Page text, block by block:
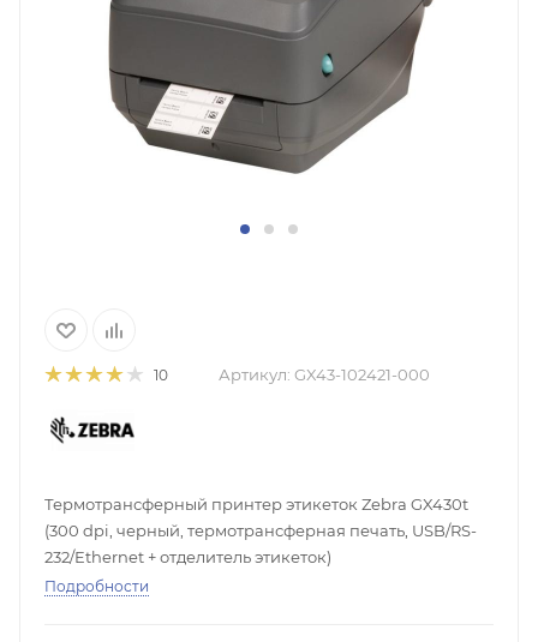
10 Артикул: GX43-102421-000
Термотрансферный принтер этикеток Zebra GX430t
(300 dpi, черный, термотрансферная печать, USB/RS-
232/Ethernet + отделитель этикеток)
Подробности